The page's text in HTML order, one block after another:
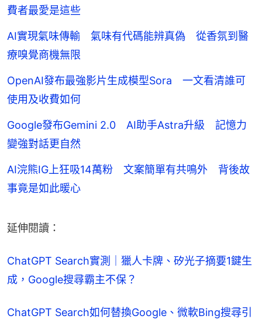
費者最愛是這些
AI實現氣味傳輸 氣味有代碼能辨真偽 從香氛到醫
療嗅覺商機無限
OpenAI發布最強影片生成模型Sora 一文看清誰可
使用及收費如何
Google發布Gemini 2.0 AI助手Astra升級 記憶力
變強對話更自然
AI浣熊IG上狂吸14萬粉 文案簡單有共鳴外 背後故
事竟是如此暖心
延伸閱讀：
ChatGPT Search實測｜獵人卡牌、矽光子摘要1鍵生
成，Google搜尋霸主不保？
ChatGPT Search如何替換Google、微軟Bing搜尋引